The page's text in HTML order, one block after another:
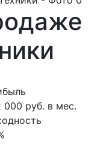
000 руб. в мес.